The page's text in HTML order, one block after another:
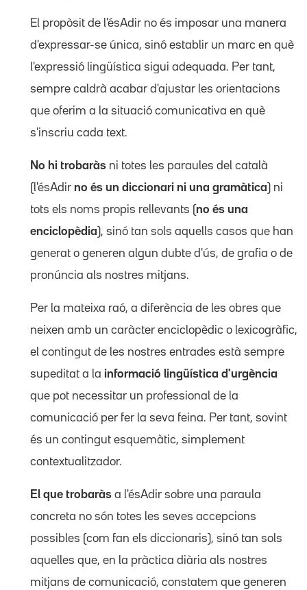
El propòsit de l'ésAdir no és imposar una manera
d'expressar-se única, sinó establir un marc en què
l'expressió lingüística sigui adequada. Per tant,
sempre caldrà acabar d'ajustar les orientacions
que oferim a la situació comunicativa en què
s'inscriu cada text.
No hi trobaràs ni totes les paraules del català
(l'ésAdir no és un diccionari ni una gramàtica) ni
tots els noms propis rellevants (no és una
enciclopèdia), sinó tan sols aquells casos que han
generat o generen algun dubte d'ús, de grafia o de
pronúncia als nostres mitjans.
Per la mateixa raó, a diferència de les obres que
neixen amb un caràcter enciclopèdic o lexicogràfic,
el contingut de les nostres entrades està sempre
supeditat a la informació lingüística d'urgència
que pot necessitar un professional de la
comunicació per fer la seva feina. Per tant, sovint
és un contingut esquemàtic, simplement
contextualitzador.
El que trobaràs a l'ésAdir sobre una paraula
concreta no són totes les seves accepcions
possibles (com fan els diccionaris), sinó tan sols
aquelles que, en la pràctica diària als nostres
mitjans de comunicació, constatem que generen